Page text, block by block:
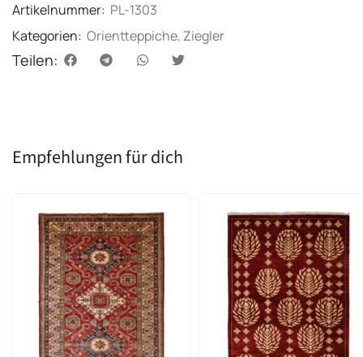
Artikelnummer: PL-1303
Kategorien: Orientteppiche, Ziegler
Teilen:
Empfehlungen für dich